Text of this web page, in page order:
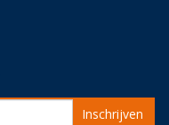
Inschrijven